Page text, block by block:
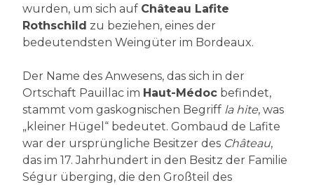
wurden, um sich auf Château Lafite
Rothschild zu beziehen, eines der
bedeutendsten Weingüter im Bordeaux.
Der Name des Anwesens, das sich in der
Ortschaft Pauillac im Haut-Médoc befindet,
stammt vom gaskognischen Begriff la hite, was
„kleiner Hügel“ bedeutet. Gombaud de Lafite
war der ursprüngliche Besitzer des Château,
das im 17. Jahrhundert in den Besitz der Familie
Ségur überging, die den Großteil des